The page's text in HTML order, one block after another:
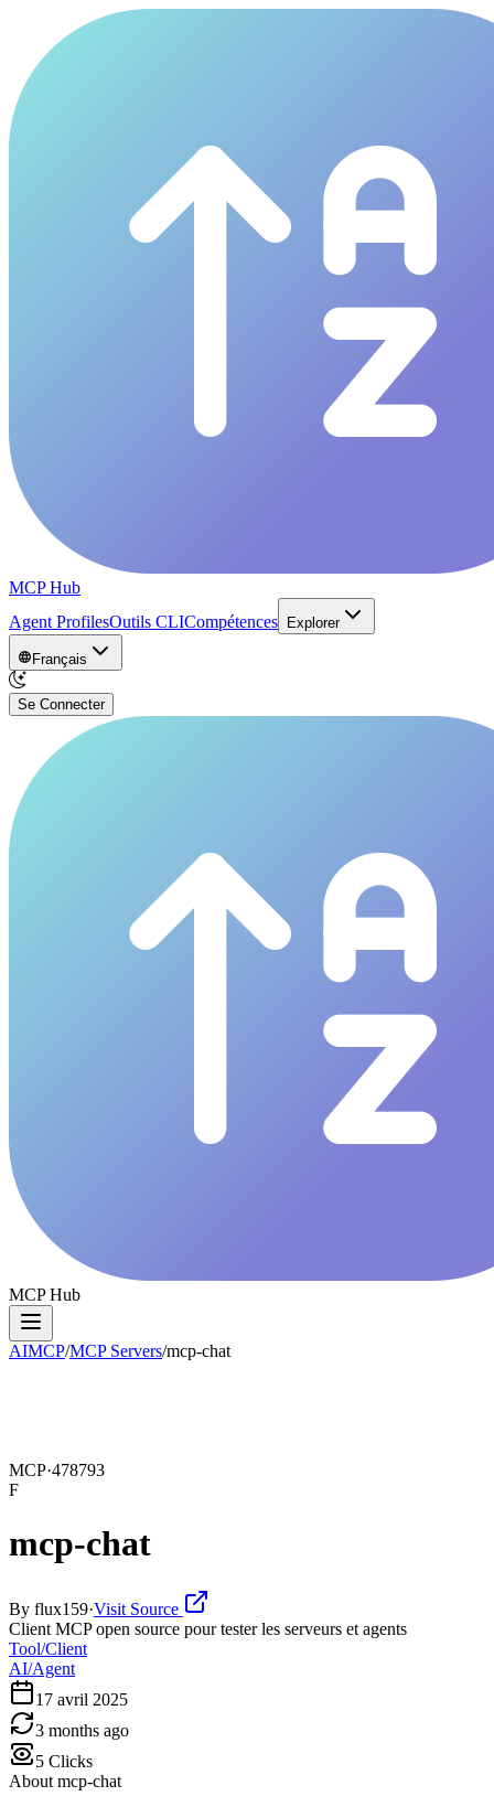
MCP Hub
Agent ProfilesOutils CLICompétences Explorer
Français
Se Connecter
MCP Hub
AIMCP/MCP Servers/mcp-chat
MCP·478793
F
mcp-chat
By flux159·Visit Source
Client MCP open source pour tester les serveurs et agents
Tool/Client
AI/Agent
17 avril 2025
3 months ago
5 Clicks
About mcp-chat